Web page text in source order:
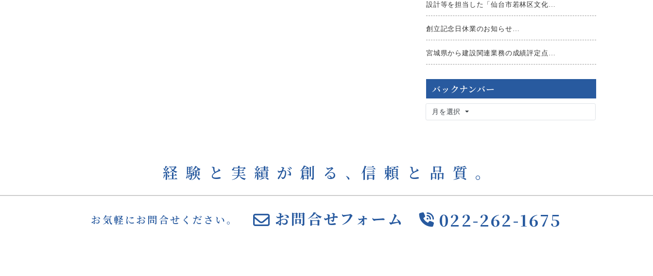
設計等を担当した「仙台市若林区文化…
創立記念日休業のお知らせ…
宮城県から建設関連業務の成績評定点…
バックナンバー
月を選択
経験と実績が創る､ 信頼と品質｡
お気軽にお問合せください。 お問合せフォーム 022-262-1675